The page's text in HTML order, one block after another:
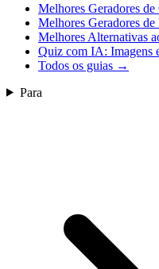
Melhores Geradores
Melhores Geradores
Melhores Alternativas
Quiz com IA: Imagens
Todos os guias →
Para